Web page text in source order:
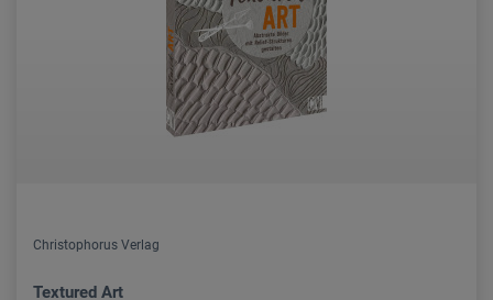
Christophorus Verlag
Textured Art